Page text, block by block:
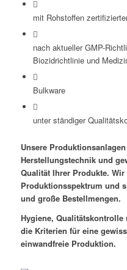
mit Rohstoffen
nach aktueller GMP-
Biozidrichtlinie und
Bulkware
unter ständiger
Unsere
Herstellungstechnik und
Qualität Ihrer Produkte.
Produktionsspektrum und
und große Bestellmengen.
Hygiene,
die Kriterien für eine
einwandfreie Produktion.